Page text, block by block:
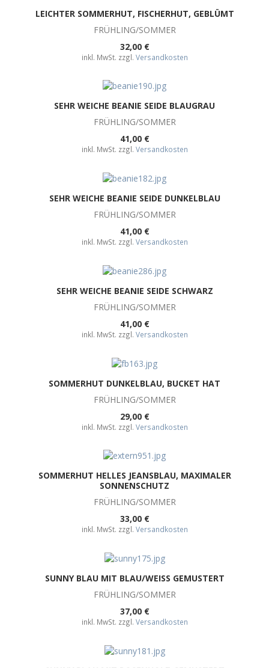
LEICHTER SOMMERHUT, FISCHERHUT, GEBLÜMT
FRÜHLING/SOMMER
32,00 €
inkl. MwSt. zzgl. Versandkosten
SEHR WEICHE BEANIE SEIDE BLAUGRAU
FRÜHLING/SOMMER
41,00 €
inkl. MwSt. zzgl. Versandkosten
SEHR WEICHE BEANIE SEIDE DUNKELBLAU
FRÜHLING/SOMMER
41,00 €
inkl. MwSt. zzgl. Versandkosten
SEHR WEICHE BEANIE SEIDE SCHWARZ
FRÜHLING/SOMMER
41,00 €
inkl. MwSt. zzgl. Versandkosten
SOMMERHUT DUNKELBLAU, BUCKET HAT
FRÜHLING/SOMMER
29,00 €
inkl. MwSt. zzgl. Versandkosten
SOMMERHUT HELLES JEANSBLAU, MAXIMALER
SONNENSCHUTZ
FRÜHLING/SOMMER
33,00 €
inkl. MwSt. zzgl. Versandkosten
SUNNY BLAU MIT BLAU/WEISS GEMUSTERT
FRÜHLING/SOMMER
37,00 €
inkl. MwSt. zzgl. Versandkosten